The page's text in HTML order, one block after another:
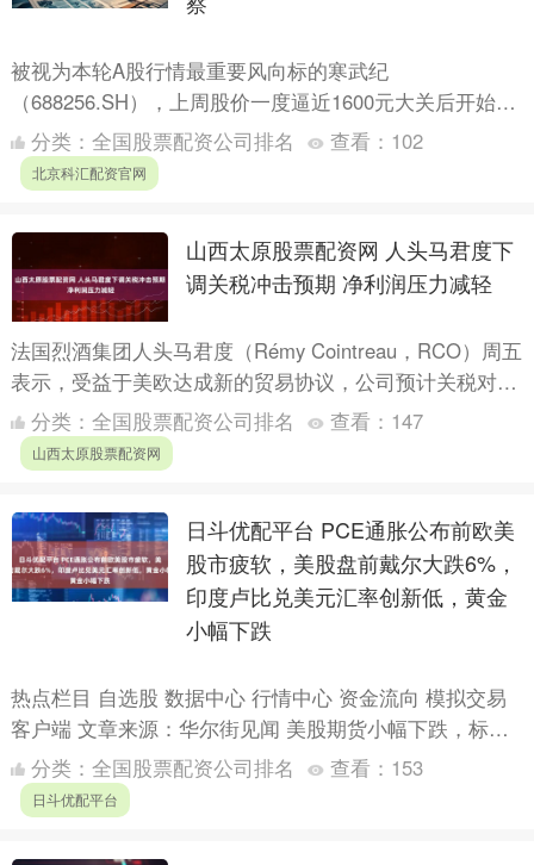
被视为本轮A股行情最重要风向标的寒武纪
（688256.SH），上周股价一度逼近1600元大关后开始大
幅震荡，9月1日早盘低开低走，盘中最大跌幅超过8%，
随后买盘....
分类： 全国股票配资公司排名 查看： 102
北京科汇配资官网
山西太原股票配资网 人头马君度下
调关税冲击预期 净利润压力减轻
法国烈酒集团人头马君度（Rémy Cointreau，RCO）周五
表示，受益于美欧达成新的贸易协议，公司预计关税对其
2026财年经营利润的负面影响将低于此前预期....
分类： 全国股票配资公司排名 查看： 147
山西太原股票配资网
日斗优配平台 PCE通胀公布前欧美
股市疲软，美股盘前戴尔大跌6%，
印度卢比兑美元汇率创新低，黄金
小幅下跌
热点栏目 自选股 数据中心 行情中心 资金流向 模拟交易
客户端 文章来源：华尔街见闻 美股期货小幅下跌，标普
500期指跌超0.1%。美股盘前，美股盘前，戴尔科....
分类： 全国股票配资公司排名 查看： 153
日斗优配平台